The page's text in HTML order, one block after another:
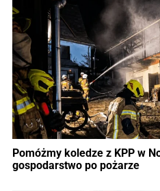
Pomóżmy koledze z KPP w
gospodarstwo po pożarze